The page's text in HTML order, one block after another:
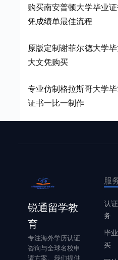
购买南安普顿大学毕业
凭成绩单最佳流程
原版定制谢菲尔德大学
大文凭购买
专业仿制格拉斯哥大学
证书一比一制作
锐通留学教
育
专注海外学历认证
咨询与全球名校申
请方案。我们提供
服
认
务
毕
买